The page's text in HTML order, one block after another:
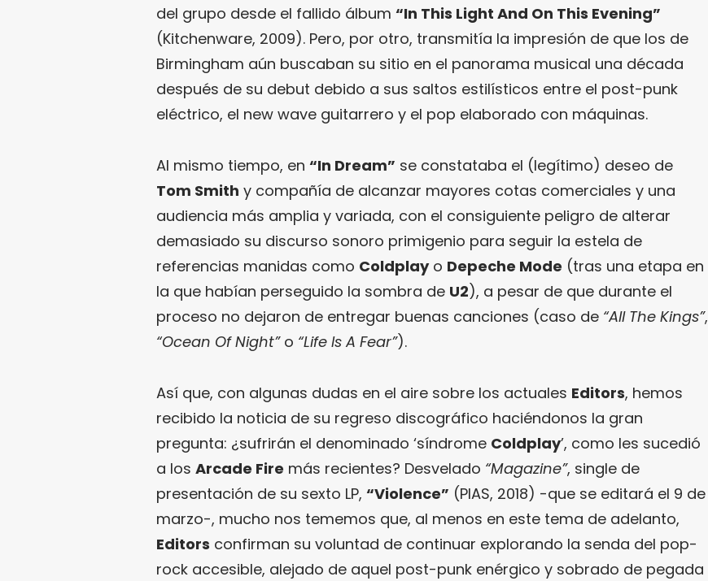
del grupo desde el fallido álbum “In This Light And On This Evening”
(Kitchenware, 2009). Pero, por otro, transmitía la impresión de que los de
Birmingham aún buscaban su sitio en el panorama musical una década
después de su debut debido a sus saltos estilísticos entre el post-punk
eléctrico, el new wave guitarrero y el pop elaborado con máquinas.
Al mismo tiempo, en “In Dream” se constataba el (legítimo) deseo de
Tom Smith y compañía de alcanzar mayores cotas comerciales y una
audiencia más amplia y variada, con el consiguiente peligro de alterar
demasiado su discurso sonoro primigenio para seguir la estela de
referencias manidas como Coldplayo Depeche Mode (tras una etapa en
la que habían perseguido la sombra de U2), a pesar de que durante el
proceso no dejaron de entregar buenas canciones (caso de “All The Kings”,
“Ocean Of Night”o “Life Is A Fear”).
Así que, con algunas dudas en el aire sobre los actuales Editors, hemos
recibido la noticia de su regreso discográfico haciéndonos la gran
pregunta: ¿sufrirán el denominado ‘síndrome Coldplay’, como les sucedió
a los Arcade Fire más recientes? Desvelado “Magazine”, single de
presentación de su sexto LP, “Violence” (PIAS, 2018) -que se editará el 9 de
marzo-, mucho nos tememos que, al menos en este tema de adelanto,
Editors confirman su voluntad de continuar explorando la senda del pop-
rock accesible, alejado de aquel post-punk enérgico y sobrado de pegada